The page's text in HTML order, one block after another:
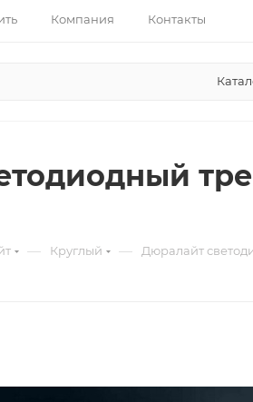
Компания Контакты
— Круглый — Дюралайт